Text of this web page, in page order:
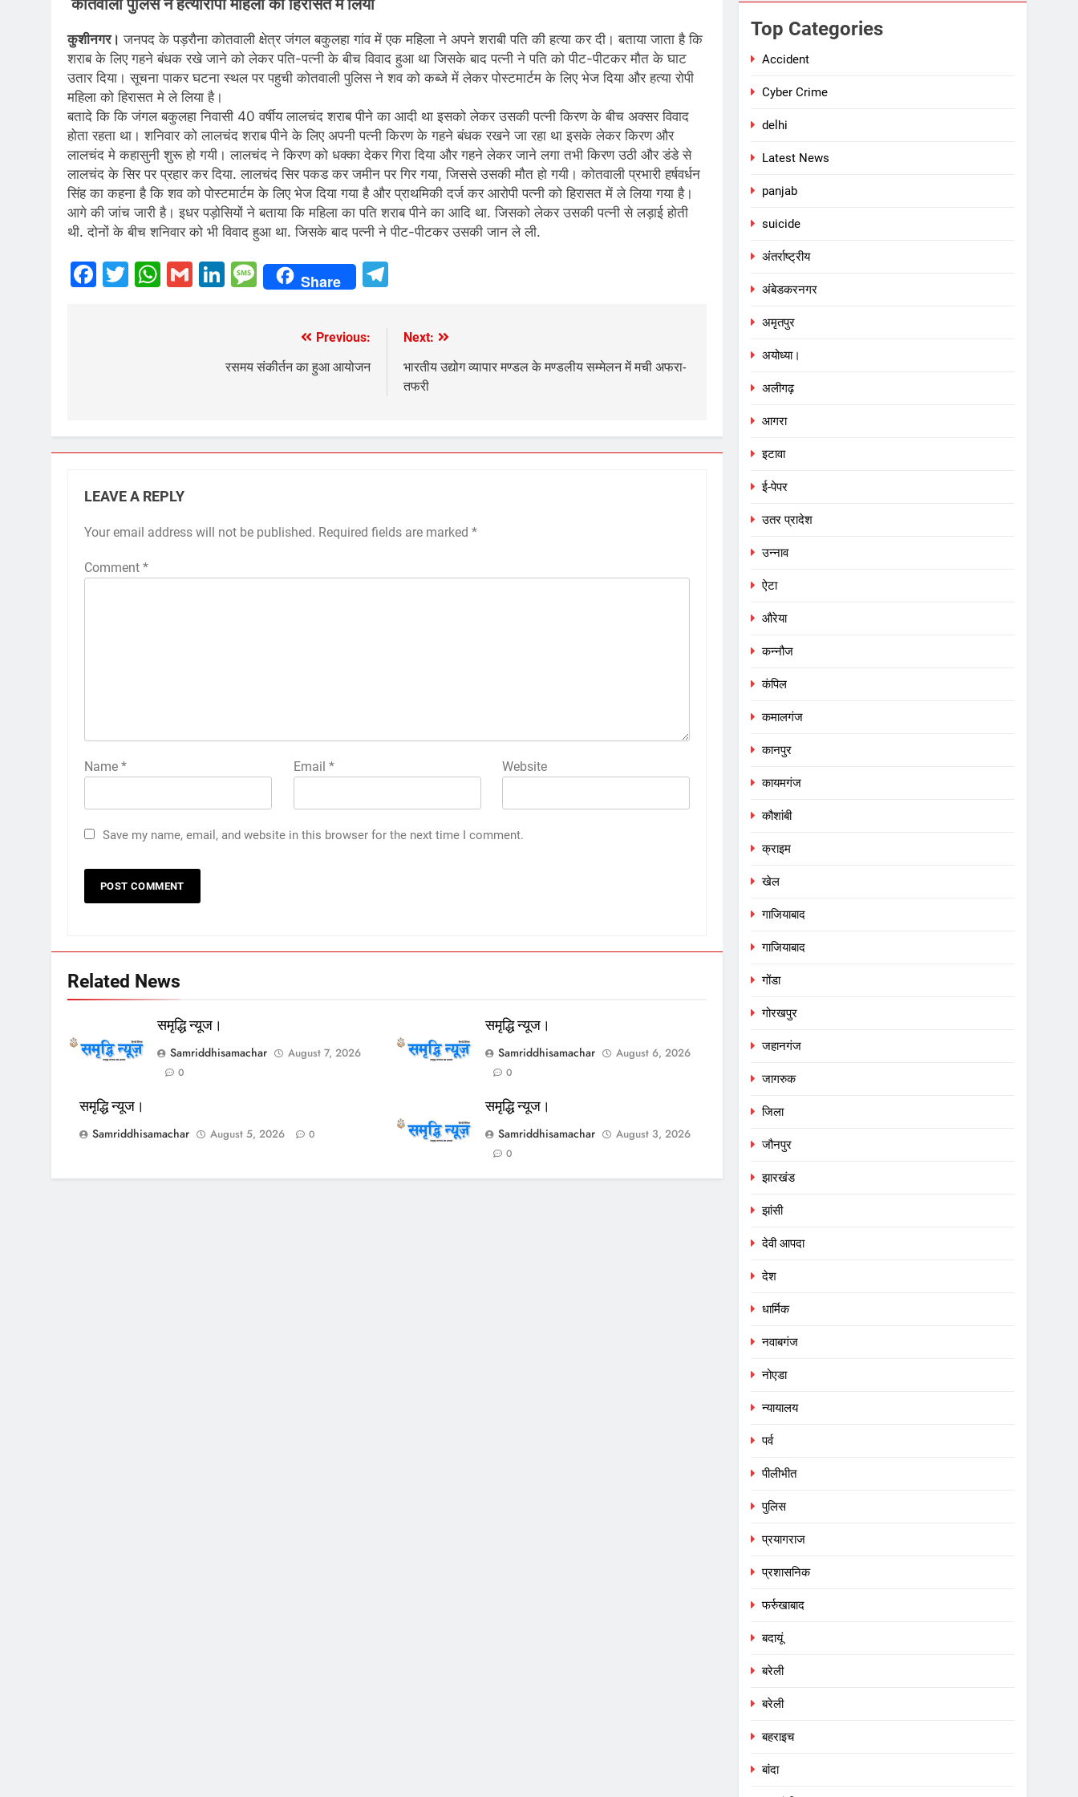
कोतवाली पुलिस ने हत्यारोपी महिला को हिरासत मे लिया
कुशीनगर। जनपद के पड़रौना कोतवाली क्षेत्र जंगल बकुलहा गांव में एक महिला ने अपने शराबी पति की हत्या कर दी। बताया जाता है कि
शराब के लिए गहने बंधक रखे जाने को लेकर पति-पत्नी के बीच विवाद हुआ था जिसके बाद पत्नी ने पति को पीट-पीटकर मौत के घाट
उतार दिया। सूचना पाकर घटना स्थल पर पहुची कोतवाली पुलिस ने शव को कब्जे में लेकर पोस्टमार्टम के लिए भेज दिया और हत्या रोपी
महिला को हिरासत मे ले लिया है।
बतादे कि कि जंगल बकुलहा निवासी 40 वर्षीय लालचंद शराब पीने का आदी था इसको लेकर उसकी पत्नी किरण के बीच अक्सर विवाद
होता रहता था। शनिवार को लालचंद शराब पीने के लिए अपनी पत्नी किरण के गहने बंधक रखने जा रहा था इसके लेकर किरण और
लालचंद मे कहासुनी शुरू हो गयी। लालचंद ने किरण को धक्का देकर गिरा दिया और गहने लेकर जाने लगा तभी किरण उठी और डंडे से
लालचंद के सिर पर प्रहार कर दिया. लालचंद सिर पकड कर जमीन पर गिर गया, जिससे उसकी मौत हो गयी। कोतवाली प्रभारी हर्षवर्धन
सिंह का कहना है कि शव को पोस्टमार्टम के लिए भेज दिया गया है और प्राथमिकी दर्ज कर आरोपी पत्नी को हिरासत में ले लिया गया है।
आगे की जांच जारी है। इधर पड़ोसियों ने बताया कि महिला का पति शराब पीने का आदि था. जिसको लेकर उसकी पत्नी से लड़ाई होती
थी. दोनों के बीच शनिवार को भी विवाद हुआ था. जिसके बाद पत्नी ने पीट-पीटकर उसकी जान ले ली.
Facebook
Twitter
WhatsApp
GmailLinkedIn
Message
Share
Previous:
रसमय संकीर्तन का हुआ आयोजन
Next:
भारतीय उद्योग व्यापार मण्डल के मण्डलीय सम्मेलन में मची अफरा-
तफरी
LEAVE A REPLY
Your email address will not be published. Required fields are marked *
Comment *
Name * Email * Website
Save my name, email, and website in this browser for the next time I comment.
Related News
समृद्धि न्यूज।
Samriddhisamachar
August 7, 2026
0
समृद्धि न्यूज।
Samriddhisamachar
August 6, 2026
0
समृद्धि न्यूज।
Samriddhisamachar
August 5, 2026 0
समृद्धि न्यूज।
Samriddhisamachar
August 3, 2026
0
Top Categories
Accident
Cyber Crime
delhi
Latest News
panjab
suicide
अंतर्राष्ट्रीय
अंबेडकरनगर
अमृतपुर
अयोध्या।
अलीगढ़
आगरा
इटावा
ई-पेपर
उतर प्रादेश
उन्नाव
ऐटा
औरेया
कन्नौज
कंपिल
कमालगंज
कानपुर
कायमगंज
कौशांबी
क्राइम
खेल
गाजियाबाद
गाजियाबाद
गोंडा
गोरखपुर
जहानगंज
जागरुक
जिला
जौनपुर
झारखंड
झांसी
देवी आपदा
देश
धार्मिक
नवाबगंज
नोएडा
न्यायालय
पर्व
पीलीभीत
पुलिस
प्रयागराज
प्रशासनिक
फर्रुखाबाद
बदायूं
बरेली
बरेली
बहराइच
बांदा